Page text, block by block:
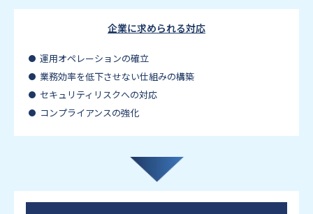
企業に求められる対応
運用オペレーションの確立
業務効率を低下させない仕組みの構築
セキュリティリスクへの対応
コンプライアンスの強化